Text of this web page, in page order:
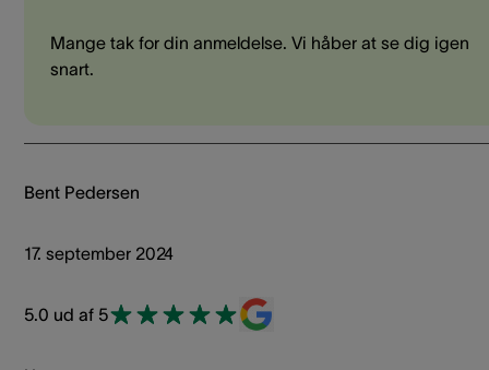
Mange tak for din anmeldelse. Vi håber at se dig igen
snart.
Bent Pedersen
17. september 2024
5.0 ud af 5